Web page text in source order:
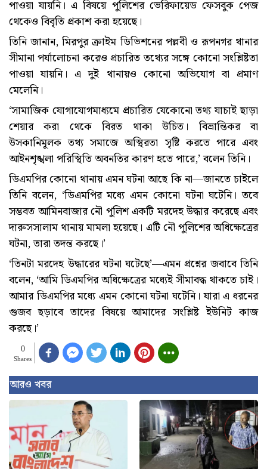
পাওয়া যায়নি। এ বিষয়ে পুলিশের ভেরিফায়েড ফেসবুক পেজ
থেকেও বিবৃতি প্রকাশ করা হয়েছে।
তিনি জানান, মিরপুর ক্রাইম ডিভিশনের পল্লবী ও রূপনগর থানার
সীমানা পর্যালোচনা করেও প্রচারিত তথ্যের সঙ্গে কোনো সংশ্লিষ্টতা
পাওয়া যায়নি। এ দুই থানায়ও কোনো অভিযোগ বা প্রমাণ
মেলেনি।
‘সামাজিক যোগাযোগমাধ্যমে প্রচারিত যেকোনো তথ্য যাচাই ছাড়া
শেয়ার করা থেকে বিরত থাকা উচিত। বিভ্রান্তিকর বা
উসকানিমূলক তথ্য সমাজে অস্থিরতা সৃষ্টি করতে পারে এবং
আইনশৃঙ্খলা পরিস্থিতি অবনতির কারণ হতে পারে,’ বলেন তিনি।
ডিএমপির কোনো থানায় এমন ঘটনা আছে কি না—জানতে চাইলে
তিনি বলেন, ‘ডিএমপির মধ্যে এমন কোনো ঘটনা ঘটেনি। তবে
সম্ভবত আমিনবাজার নৌ পুলিশ একটি মরদেহ উদ্ধার করেছে এবং
দারুসসালাম থানায় মামলা হয়েছে। এটি নৌ পুলিশের অধিক্ষেত্রের
ঘটনা, তারা তদন্ত করছে।’
‘তিনটা মরদেহ উদ্ধারের ঘটনা ঘটেছে’—এমন প্রশ্নের জবাবে তিনি
বলেন, ‘আমি ডিএমপির অধিক্ষেত্রের মধ্যেই সীমাবদ্ধ থাকতে চাই।
আমার ডিএমপির মধ্যে এমন কোনো ঘটনা ঘটেনি। যারা এ ধরনের
গুজব ছড়াবে তাদের বিষয়ে আমাদের সংশ্লিষ্ট ইউনিট কাজ
করছে।’
0
Shares
আরও খবর